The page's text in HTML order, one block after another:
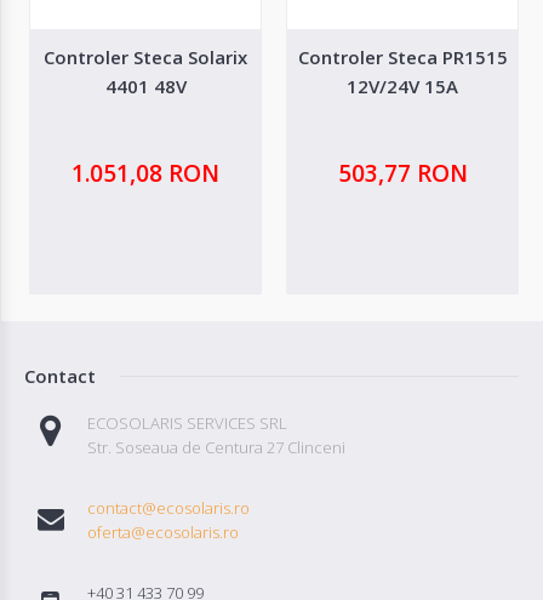
Controler Steca Solarix
4401 48V
1.051,08 RON
Controler Steca PR1515
12V/24V 15A
503,77 RON
Contact
ECOSOLARIS SERVICES SRL
Str. Soseaua de Centura 27 Clinceni
contact@ecosolaris.ro
oferta@ecosolaris.ro
+40 31 433 70 99